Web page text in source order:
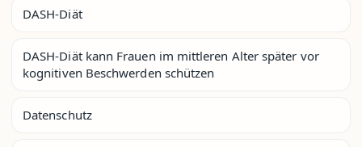
DASH-Diät
DASH-Diät kann Frauen im mittleren Alter später vor
kognitiven Beschwerden schützen
Datenschutz